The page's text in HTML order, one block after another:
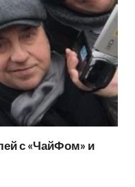
с «ЧайФом» и